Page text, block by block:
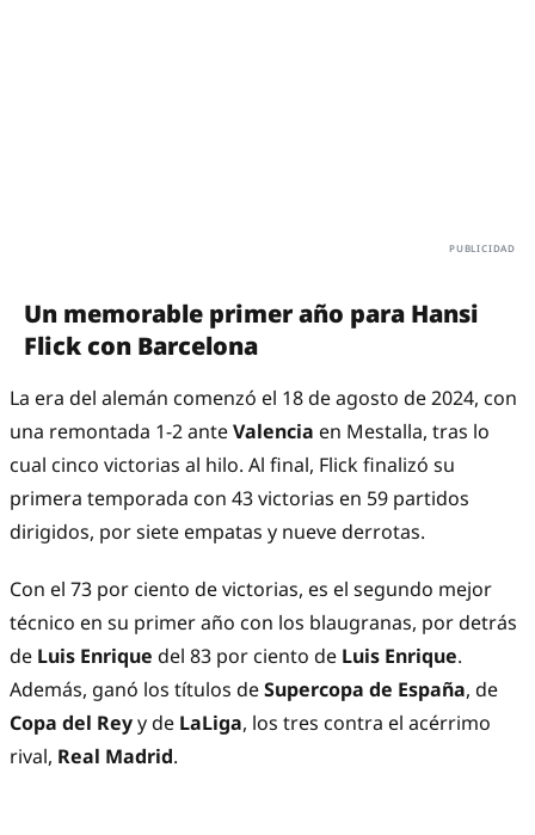
Un memorable primer año para Hansi
Flick con Barcelona
La era del alemán comenzó el 18 de agosto de 2024, con
una remontada 1-2 anteValencia en Mestalla, tras lo
cual cinco victorias al hilo. Al final, Flick finalizó su
primera temporada con 43 victorias en 59 partidos
dirigidos, por siete empatas y nueve derrotas.
Con el 73 por ciento de victorias, es el segundo mejor
técnico en su primer año con los blaugranas, por detrás
de Luis Enrique del 83 por ciento de Luis Enrique.
Además, ganó los títulos deSupercopa de España, de
Copa del Reyy de LaLiga, los tres contra el acérrimo
rival, Real Madrid.